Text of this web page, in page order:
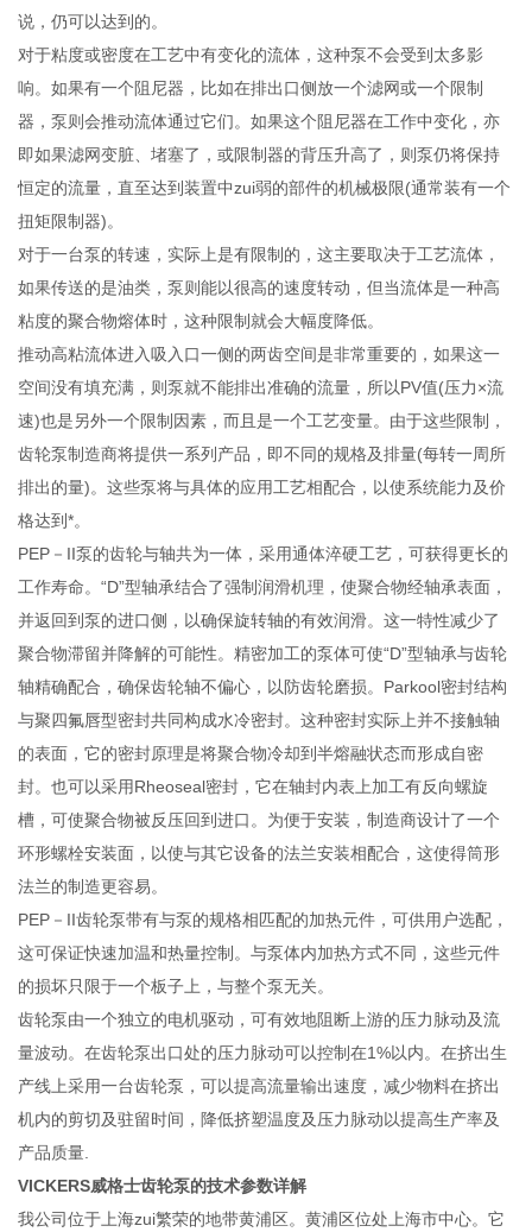
说，仍可以达到的。
对于粘度或密度在工艺中有变化的流体，这种泵不会受到太多影
响。如果有一个阻尼器，比如在排出口侧放一个滤网或一个限制
器，泵则会推动流体通过它们。如果这个阻尼器在工作中变化，亦
即如果滤网变脏、堵塞了，或限制器的背压升高了，则泵仍将保持
恒定的流量，直至达到装置中zui弱的部件的机械极限(通常装有一个
扭矩限制器)。
对于一台泵的转速，实际上是有限制的，这主要取决于工艺流体，
如果传送的是油类，泵则能以很高的速度转动，但当流体是一种高
粘度的聚合物熔体时，这种限制就会大幅度降低。
推动高粘流体进入吸入口一侧的两齿空间是非常重要的，如果这一
空间没有填充满，则泵就不能排出准确的流量，所以PV值(压力×流
速)也是另外一个限制因素，而且是一个工艺变量。由于这些限制，
齿轮泵制造商将提供一系列产品，即不同的规格及排量(每转一周所
排出的量)。这些泵将与具体的应用工艺相配合，以使系统能力及价
格达到*。
PEP－II泵的齿轮与轴共为一体，采用通体淬硬工艺，可获得更长的
工作寿命。“D”型轴承结合了强制润滑机理，使聚合物经轴承表面，
并返回到泵的进口侧，以确保旋转轴的有效润滑。这一特性减少了
聚合物滞留并降解的可能性。精密加工的泵体可使“D”型轴承与齿轮
轴精确配合，确保齿轮轴不偏心，以防齿轮磨损。Parkool密封结构
与聚四氟唇型密封共同构成水冷密封。这种密封实际上并不接触轴
的表面，它的密封原理是将聚合物冷却到半熔融状态而形成自密
封。也可以采用Rheoseal密封，它在轴封内表上加工有反向螺旋
槽，可使聚合物被反压回到进口。为便于安装，制造商设计了一个
环形螺栓安装面，以使与其它设备的法兰安装相配合，这使得筒形
法兰的制造更容易。
PEP－II齿轮泵带有与泵的规格相匹配的加热元件，可供用户选配，
这可保证快速加温和热量控制。与泵体内加热方式不同，这些元件
的损坏只限于一个板子上，与整个泵无关。
齿轮泵由一个独立的电机驱动，可有效地阻断上游的压力脉动及流
量波动。在齿轮泵出口处的压力脉动可以控制在1%以内。在挤出生
产线上采用一台齿轮泵，可以提高流量输出速度，减少物料在挤出
机内的剪切及驻留时间，降低挤塑温度及压力脉动以提高生产率及
产品质量.
VICKERS威格士齿轮泵的技术参数详解
我公司位于上海zui繁荣的地带黄浦区。黄浦区位处上海市中心。它